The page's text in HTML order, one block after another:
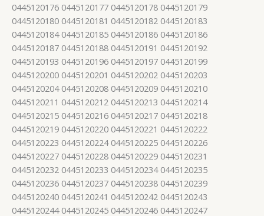
0445120176 0445120177 0445120178 0445120179
0445120180 0445120181 0445120182 0445120183
0445120184 0445120185 0445120186 0445120186
0445120187 0445120188 0445120191 0445120192
0445120193 0445120196 0445120197 0445120199
0445120200 0445120201 0445120202 0445120203
0445120204 0445120208 0445120209 0445120210
0445120211 0445120212 0445120213 0445120214
0445120215 0445120216 0445120217 0445120218
0445120219 0445120220 0445120221 0445120222
0445120223 0445120224 0445120225 0445120226
0445120227 0445120228 0445120229 0445120231
0445120232 0445120233 0445120234 0445120235
0445120236 0445120237 0445120238 0445120239
0445120240 0445120241 0445120242 0445120243
0445120244 0445120245 0445120246 0445120247